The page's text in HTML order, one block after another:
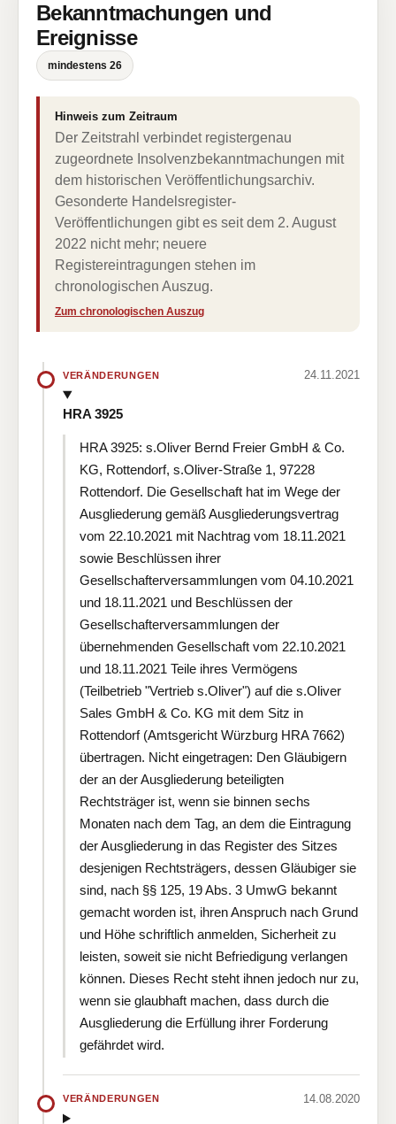
Bekanntmachungen und
Ereignisse
mindestens 26
Hinweis zum Zeitraum
Der Zeitstrahl verbindet registergenau
zugeordnete Insolvenzbekanntmachungen mit
dem historischen Veröffentlichungsarchiv.
Gesonderte Handelsregister-
Veröffentlichungen gibt es seit dem 2. August
2022 nicht mehr; neuere
Registereintragungen stehen im
chronologischen Auszug.
Zum chronologischen Auszug
VERÄNDERUNGEN 24.11.2021
HRA 3925
HRA 3925: s.Oliver Bernd Freier GmbH & Co.
KG, Rottendorf, s.Oliver-Straße 1, 97228
Rottendorf. Die Gesellschaft hat im Wege der
Ausgliederung gemäß Ausgliederungsvertrag
vom 22.10.2021 mit Nachtrag vom 18.11.2021
sowie Beschlüssen ihrer
Gesellschafterversammlungen vom 04.10.2021
und 18.11.2021 und Beschlüssen der
Gesellschafterversammlungen der
übernehmenden Gesellschaft vom 22.10.2021
und 18.11.2021 Teile ihres Vermögens
(Teilbetrieb "Vertrieb s.Oliver") auf die s.Oliver
Sales GmbH & Co. KG mit dem Sitz in
Rottendorf (Amtsgericht Würzburg HRA 7662)
übertragen. Nicht eingetragen: Den Gläubigern
der an der Ausgliederung beteiligten
Rechtsträger ist, wenn sie binnen sechs
Monaten nach dem Tag, an dem die Eintragung
der Ausgliederung in das Register des Sitzes
desjenigen Rechtsträgers, dessen Gläubiger sie
sind, nach §§ 125, 19 Abs. 3 UmwG bekannt
gemacht worden ist, ihren Anspruch nach Grund
und Höhe schriftlich anmelden, Sicherheit zu
leisten, soweit sie nicht Befriedigung verlangen
können. Dieses Recht steht ihnen jedoch nur zu,
wenn sie glaubhaft machen, dass durch die
Ausgliederung die Erfüllung ihrer Forderung
gefährdet wird.
VERÄNDERUNGEN 14.08.2020